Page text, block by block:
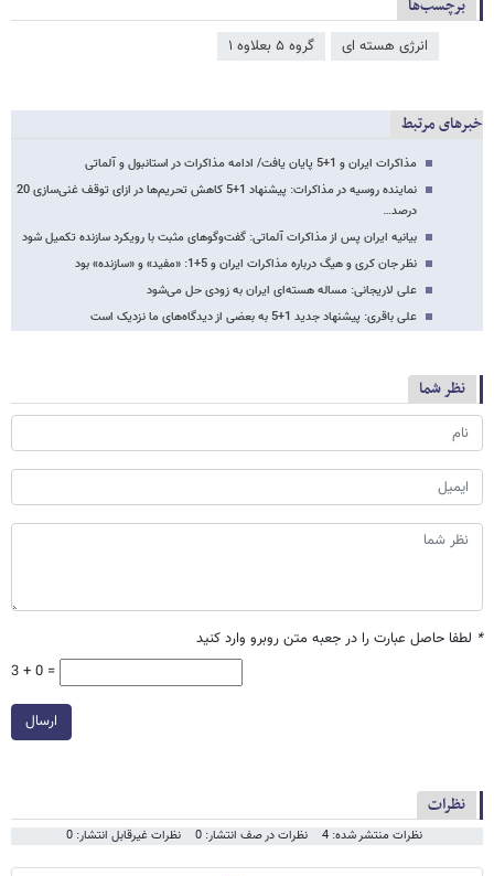
برچسب‌ها
انرژی هسته ای گروه ۵ بعلاوه ۱
خبرهای مرتبط
مذاکرات ایران و 1+5 پایان یافت/ ادامه مذاکرات در استانبول و آلماتی
نماینده روسیه در مذاکرات: پیشنهاد 1+5 کاهش تحریم‌ها در ازای توقف غنی‌سازی 20
درصد…
بیانیه ایران پس از مذاکرات آلماتی: گفت‌وگوهای مثبت با رویکرد سازنده تکمیل شود
نظر جان کری و هیگ درباره مذاکرات ایران و 5+1: «مفید» و «سازنده» بود
علی لاریجانی: مساله هسته‌ای ایران به زودی حل می‌شود
علی باقری: پیشنهاد جدید 1+5 به بعضی از دیدگاه‌های ما نزدیک است
نظر شما
* لطفا حاصل عبارت را در جعبه متن روبرو وارد کنید
3 + 0 =
ارسال
نظرات
نظرات منتشر شده: 4 نظرات در صف انتشار: 0 نظرات غیرقابل انتشار: 0